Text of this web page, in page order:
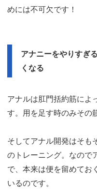
めには不可欠です！
アナニーをやりすぎ
くなる
アナルは肛門括約筋によ
す。用を足す時のみその
そしてアナル開発はそも
のトレーニング。なので
で、本来は便を留めてお
いるのです。